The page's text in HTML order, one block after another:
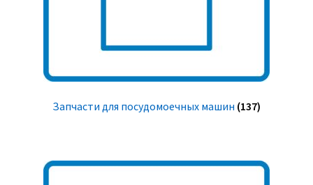
Запчасти для посудомоечных машин (137)